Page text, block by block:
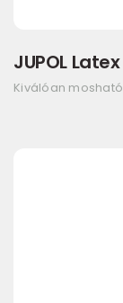
JUPOL
Kiválóan